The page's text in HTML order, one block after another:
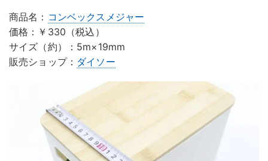
商品名： コンベックスメジャー
価格：￥330（税込）
サイズ（約）：5m×19mm
販売ショップ： ダイソー